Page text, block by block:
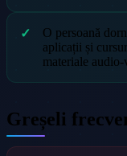
O persoană
aplicații și
materiale
Greșeli